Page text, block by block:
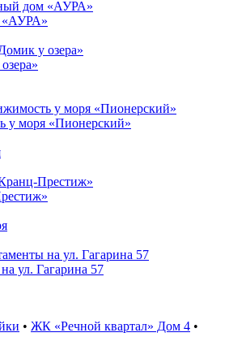
у моря «Пионерский»
ул. Гагарина 57
• ЖК «Речной квартал» Дом 4 •